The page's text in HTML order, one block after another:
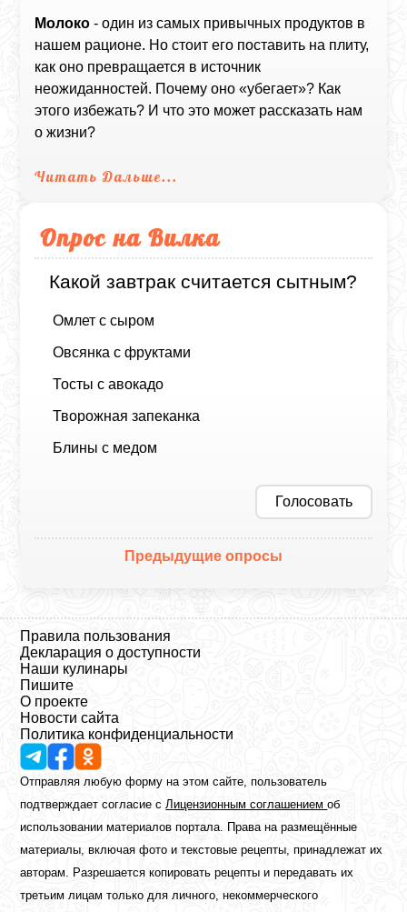
Молоко - один из самых привычных продуктов в
нашем рационе. Но стоит его поставить на плиту,
как оно превращается в источник
неожиданностей. Почему оно «убегает»? Как
этого избежать? И что это может рассказать нам
о жизни?
Читать Дальше...
Опрос на Вилка
Какой завтрак считается сытным?
Омлет с сыром
Овсянка с фруктами
Тосты с авокадо
Творожная запеканка
Блины с медом
Голосовать
Предыдущие опросы
Правила пользования
Декларация о доступности
Наши кулинары
Пишите
О проекте
Новости сайта
Политика конфиденциальности
Отправляя любую форму на этом сайте, пользователь
подтверждает согласие с Лицензионным соглашениемоб
использовании материалов портала. Права на размещённые
материалы, включая фото и текстовые рецепты, принадлежат их
авторам. Разрешается копировать рецепты и передавать их
третьим лицам только для личного, некоммерческого